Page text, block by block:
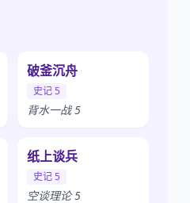
破釜沉舟
史记 5
背水一战 5
纸上谈兵
史记 5
空谈理论 5